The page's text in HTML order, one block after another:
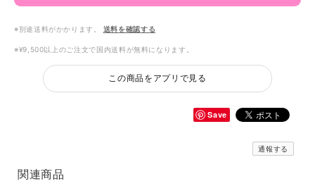
※別途送料がかかります。 送料を確認する
※¥9,500以上のご注文で国内送料が無料になります。
この商品をアプリで見る
Save
通報する
関連商品